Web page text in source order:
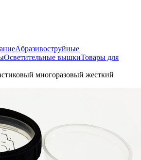
Aбразивоструйные
Осветительные вышкиТовары для
многоразовый жесткий